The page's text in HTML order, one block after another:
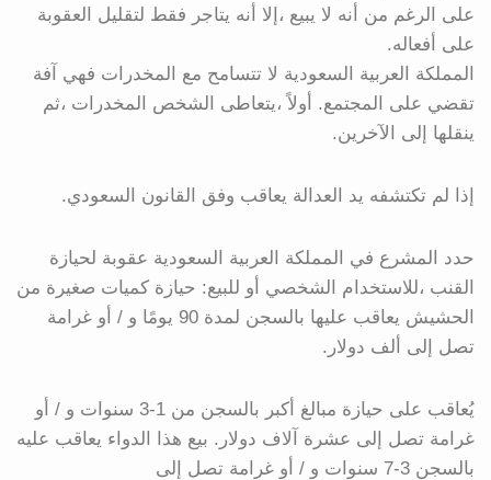
على الرغم من أنه لا يبيع ،إلا أنه يتاجر فقط لتقليل العقوبة
على أفعاله.
المملكة العربية السعودية لا تتسامح مع المخدرات فهي آفة
تقضي على المجتمع. أولاً ،يتعاطى الشخص المخدرات ،ثم
ينقلها إلى الآخرين.
إذا لم تكتشفه يد العدالة يعاقب وفق القانون السعودي.
حدد المشرع في المملكة العربية السعودية عقوبة لحيازة
القنب ،للاستخدام الشخصي أو للبيع: حيازة كميات صغيرة من
الحشيش يعاقب عليها بالسجن لمدة 90 يومًا و / أو غرامة
تصل إلى ألف دولار.
يُعاقب على حيازة مبالغ أكبر بالسجن من 1-3 سنوات و / أو
غرامة تصل إلى عشرة آلاف دولار. بيع هذا الدواء يعاقب عليه
بالسجن 3-7 سنوات و / أو غرامة تصل إلى